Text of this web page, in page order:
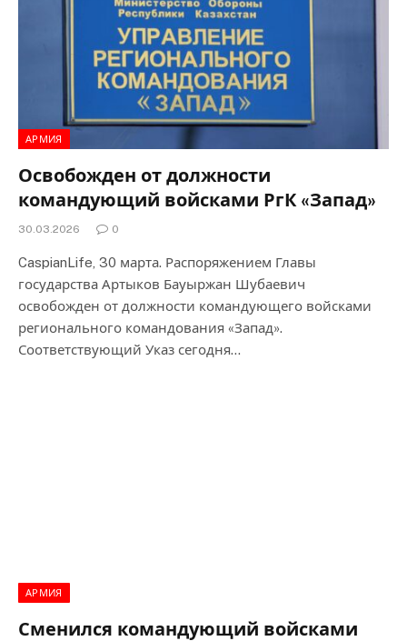
АРМИЯ
Освобожден от должности
командующий войсками РгК «Запад»
30.03.2026 0
CaspianLife, 30 марта. Распоряжением Главы
государства Артыков Бауыржан Шубаевич
освобожден от должности командующего войсками
регионального командования «Запад».
Соответствующий Указ сегодня…
АРМИЯ
Сменился командующий войсками